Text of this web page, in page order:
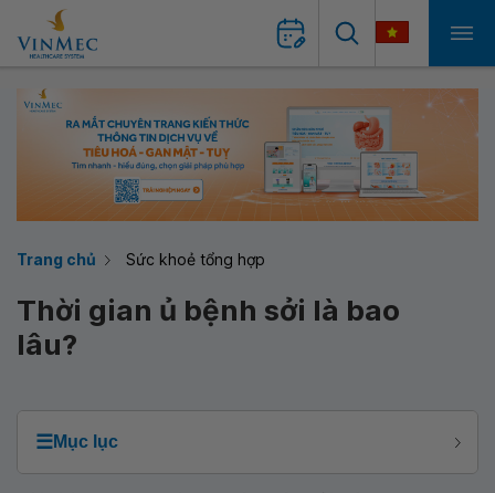
Trang chủ Sức khoẻ tổng hợp
Thời gian ủ bệnh sởi là bao
lâu?
☰Mục lục